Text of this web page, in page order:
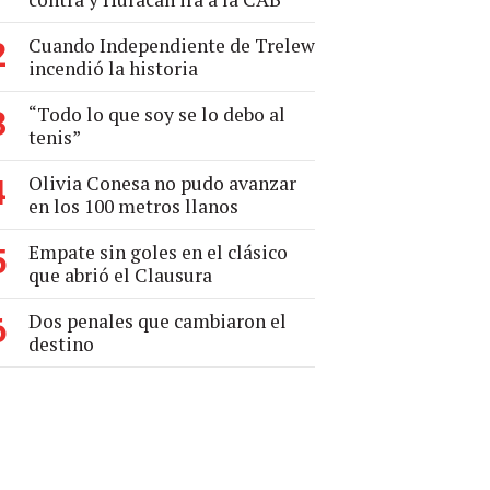
Cuando Independiente de Trelew
incendió la historia
“Todo lo que soy se lo debo al
tenis”
Olivia Conesa no pudo avanzar
en los 100 metros llanos
Empate sin goles en el clásico
que abrió el Clausura
Dos penales que cambiaron el
destino